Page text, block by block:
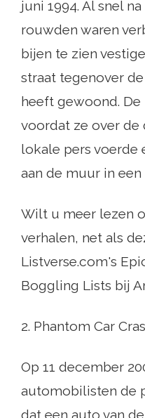
juni 1994. Al snel
rouwden waren
bijen te zien
straat tegenover
heeft gewoond.
voordat ze over de
lokale pers voerde
aan de muur in een
Wilt u meer lezen
verhalen, net als
Listverse.com's
Boggling Lists bij
2. Phantom Car
Op 11 december
automobilisten de
dat een auto van